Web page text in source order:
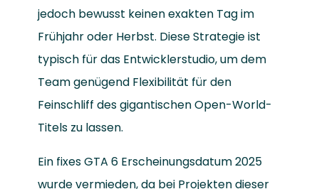
jedoch bewusst keinen exakten Tag im
Frühjahr oder Herbst. Diese Strategie ist
typisch für das Entwicklerstudio, um dem
Team genügend Flexibilität für den
Feinschliff des gigantischen Open-World-
Titels zu lassen.
Ein fixes GTA 6 Erscheinungsdatum 2025
wurde vermieden, da bei Projekten dieser